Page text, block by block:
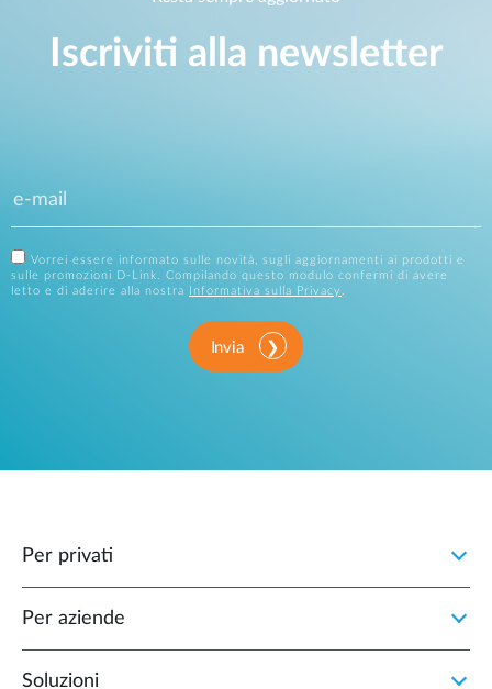
Iscriviti alla newsletter
Vorrei essere informato sulle novità, sugli aggiornamenti ai prodotti e
sulle promozioni D-Link. Compilando questo modulo confermi di avere
letto e di aderire alla nostra
Informativa sulla Privacy .
Invia
Per privati
Per aziende
Soluzioni